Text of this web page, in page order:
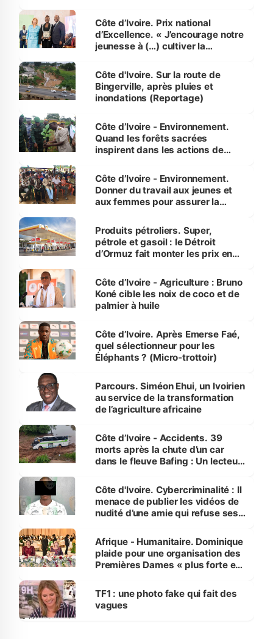
Côte d’Ivoire. Prix national
d’Excellence. « J’encourage notre
jeunesse à (…) cultiver la
(Alassane Ouattara
Côte d'Ivoire. Sur la route de
Bingerville, après pluies et
inondations (Reportage)
Côte d’Ivoire - Environnement.
Quand les forêts sacrées
inspirent dans les actions de
Côte d’Ivoire - Environnement.
Donner du travail aux jeunes et
aux femmes pour assurer la
menacées
Produits pétroliers. Super,
pétrole et gasoil : le Détroit
d’Ormuz fait monter les prix en
Côte d’Ivoire - Agriculture : Bruno
Koné cible les noix de coco et de
palmier à huile
Côte d’Ivoire. Après Emerse Faé,
quel sélectionneur pour les
Éléphants ? (Micro-trottoir)
Parcours. Siméon Ehui, un Ivoirien
au service de la transformation
de l’agriculture africaine
Côte d’Ivoire - Accidents. 39
morts après la chute d’un car
dans le fleuve Bafing : Un lecteur
des Transports
Côte d'Ivoire. Cybercriminalité : Il
menace de publier les vidéos de
nudité d’une amie qui refuse ses
Afrique - Humanitaire. Dominique
plaide pour une organisation des
Premières Dames « plus forte et
sur la scène internationale »
TF1 : une photo fake qui fait des
vagues